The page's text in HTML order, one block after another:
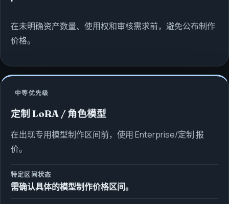
在未明确资产数量、使用权和审核需求前，避免公布制作
价格。
中等优先级
定制 LoRA / 角色模型
在出现专用模型制作区间前，使用 Enterprise/定制 报
价。
特定区间状态
需确认具体的模型制作价格区间。